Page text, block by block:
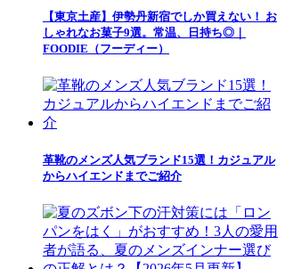
【東京土産】伊勢丹新宿でしか買えない！ お
しゃれなお菓子9選。常温、日持ち◎｜
FOODIE（フーディー）
革靴のメンズ人気ブランド15選！カジュアル
からハイエンドまでご紹介